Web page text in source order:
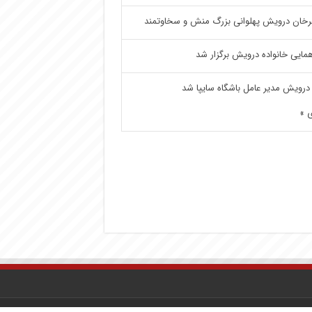
درویش پهلوانی بزرگ منش و سخاوتمند
خانواده درویش برگزار شد
مدیر عامل باشگاه سایپا شد
»